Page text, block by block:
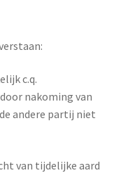
c.q.
nakoming van
andere partij niet
van tijdelijke aard